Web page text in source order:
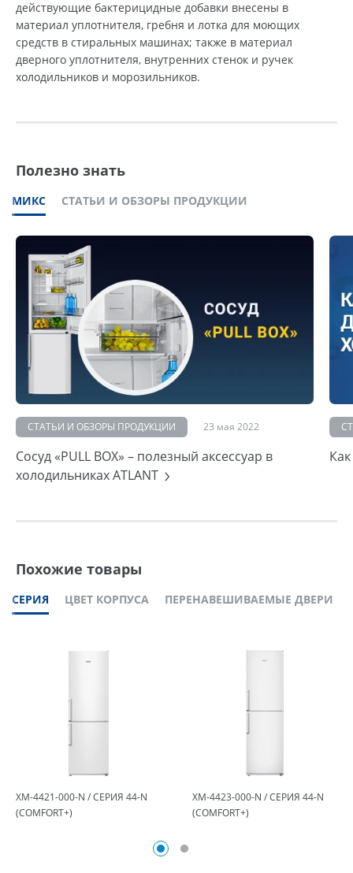
действующие бактерицидные добавки внесены в
материал уплотнителя, гребня и лотка для моющих
средств в стиральных машинах; также в материал
дверного уплотнителя, внутренних стенок и ручек
холодильников и морозильников.
Полезно знать
МИКС СТАТЬИ И ОБЗОРЫ ПРОДУКЦИИ
СТАТЬИ И ОБЗОРЫ ПРОДУКЦИИ 23 мая 2022
Сосуд «PULL BOX» – полезный аксессуар в
холодильниках ATLANT
Похожие товары
СЕРИЯ ЦВЕТ КОРПУСА ПЕРЕНАВЕШИВАЕМЫЕ ДВЕРИ
ХМ-4421-000-N / СЕРИЯ 44-N
(COMFORT+)
ХМ-4423-000-N / СЕРИЯ 44-N
(COMFORT+)